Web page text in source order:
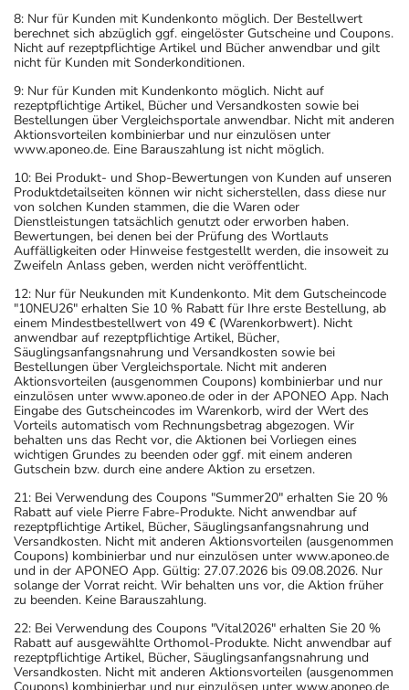
8: Nur für Kunden mit Kundenkonto möglich. Der Bestellwert
berechnet sich abzüglich ggf. eingelöster Gutscheine und Coupons.
Nicht auf rezeptpflichtige Artikel und Bücher anwendbar und gilt
nicht für Kunden mit Sonderkonditionen.
9: Nur für Kunden mit Kundenkonto möglich. Nicht auf
rezeptpflichtige Artikel, Bücher und Versandkosten sowie bei
Bestellungen über Vergleichsportale anwendbar. Nicht mit anderen
Aktionsvorteilen kombinierbar und nur einzulösen unter
www.aponeo.de. Eine Barauszahlung ist nicht möglich.
10: Bei Produkt- und Shop-Bewertungen von Kunden auf unseren
Produktdetailseiten können wir nicht sicherstellen, dass diese nur
von solchen Kunden stammen, die die Waren oder
Dienstleistungen tatsächlich genutzt oder erworben haben.
Bewertungen, bei denen bei der Prüfung des Wortlauts
Auffälligkeiten oder Hinweise festgestellt werden, die insoweit zu
Zweifeln Anlass geben, werden nicht veröffentlicht.
12: Nur für Neukunden mit Kundenkonto. Mit dem Gutscheincode
"10NEU26" erhalten Sie 10 % Rabatt für Ihre erste Bestellung, ab
einem Mindestbestellwert von 49 € (Warenkorbwert). Nicht
anwendbar auf rezeptpflichtige Artikel, Bücher,
Säuglingsanfangsnahrung und Versandkosten sowie bei
Bestellungen über Vergleichsportale. Nicht mit anderen
Aktionsvorteilen (ausgenommen Coupons) kombinierbar und nur
einzulösen unter www.aponeo.de oder in der APONEO App. Nach
Eingabe des Gutscheincodes im Warenkorb, wird der Wert des
Vorteils automatisch vom Rechnungsbetrag abgezogen. Wir
behalten uns das Recht vor, die Aktionen bei Vorliegen eines
wichtigen Grundes zu beenden oder ggf. mit einem anderen
Gutschein bzw. durch eine andere Aktion zu ersetzen.
21: Bei Verwendung des Coupons "Summer20" erhalten Sie 20 %
Rabatt auf viele Pierre Fabre-Produkte. Nicht anwendbar auf
rezeptpflichtige Artikel, Bücher, Säuglingsanfangsnahrung und
Versandkosten. Nicht mit anderen Aktionsvorteilen (ausgenommen
Coupons) kombinierbar und nur einzulösen unter www.aponeo.de
und in der APONEO App. Gültig: 27.07.2026 bis 09.08.2026. Nur
solange der Vorrat reicht. Wir behalten uns vor, die Aktion früher
zu beenden. Keine Barauszahlung.
22: Bei Verwendung des Coupons "Vital2026" erhalten Sie 20 %
Rabatt auf ausgewählte Orthomol-Produkte. Nicht anwendbar auf
rezeptpflichtige Artikel, Bücher, Säuglingsanfangsnahrung und
Versandkosten. Nicht mit anderen Aktionsvorteilen (ausgenommen